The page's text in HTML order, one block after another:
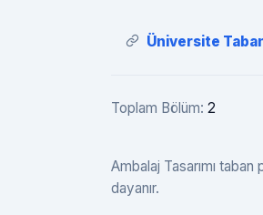
Üniversite
Toplam Bölüm: 2
Ambalaj Tasarımı taban
dayanır.